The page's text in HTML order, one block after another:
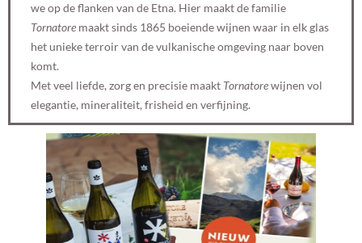
we op de flanken van de Etna. Hier maakt de familie
Tornatore maakt sinds 1865 boeiende wijnen waar in elk glas
het unieke terroir van de vulkanische omgeving naar boven
komt.
Met veel liefde, zorg en precisie maakt Tornatorewijnen vol
elegantie, mineraliteit, frisheid en verfijning.